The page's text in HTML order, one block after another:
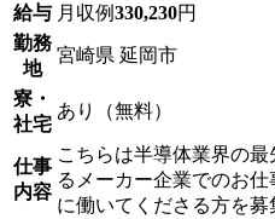
給与 月収例330,230円
勤務
地
宮崎県 延岡市
寮・
社宅
あり（無料）
仕事
内容
こちらは半導体業界の
るメーカー企業でのお
に働いてくださる方を募